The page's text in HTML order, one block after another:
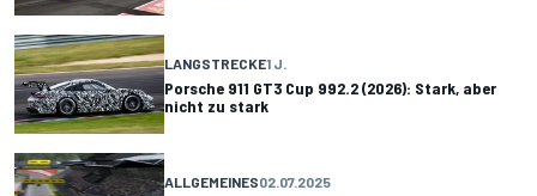
LANGSTRECKE1 J.
Porsche 911 GT3 Cup 992.2 (2026): Stark, aber
nicht zu stark
ALLGEMEINES02.07.2025